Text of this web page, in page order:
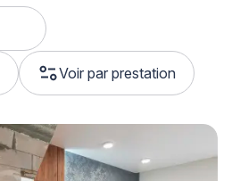
Voir par prestation